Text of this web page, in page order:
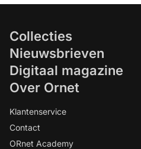
Collecties
Nieuwsbrieven
Digitaal magazine
Over Ornet
Klantenservice
Contact
ORnet Academy